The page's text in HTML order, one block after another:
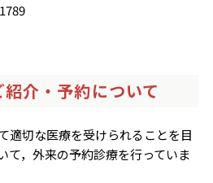
介・予約について
適切な医療を受けられることを目
て，外来の予約診療を行っていま